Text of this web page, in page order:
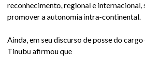
reconhecimento, regional e internacional,
promover a autonomia intra-continental.
Ainda, em seu discurso de posse do
Tinubu afirmou que